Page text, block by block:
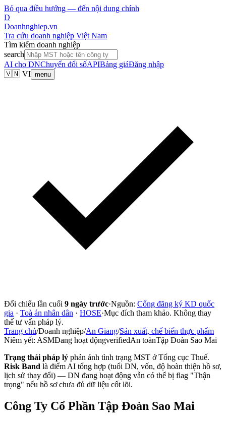
Bỏ qua điều hướng — đến nội dung chính
D
Doanhnghiep.vn
Tra cứu doanh nghiệp Việt Nam
Tìm kiếm doanh nghiệp
search
AI cho DNChuyển đổi sốAPIBảng giáĐăng nhập
🇻🇳 VI menu
Đối chiếu lần cuối 9 ngày trước·Nguồn: Cổng đăng ký KD quốc
gia · Toà án nhân dân · HOSE·Mục đích tham khảo. Không thay
thế tư vấn pháp lý.
Trang chủ/Doanh nghiệp/An Giang/Sản xuất, chế biến thực phẩm
Niêm yết: ASMĐang hoạt độngverifiedAn toànTập Đoàn Sao Mai
Trạng thái pháp lý phản ánh tình trạng MST ở Tổng cục Thuế.
Risk Band là điểm AI tổng hợp (tuổi DN, vốn, độ hoàn thiện hồ sơ,
lịch sử thay đổi) — DN đang hoạt động vẫn có thể bị flag "Thận
trọng" nếu hồ sơ chưa đủ dữ liệu cốt lõi.
Công Ty Cổ Phần Tập Đoàn Sao Mai